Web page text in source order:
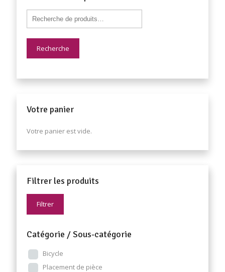
Recherche
Votre panier
Votre panier est vide.
Filtrer les produits
Filtrer
Catégorie / Sous-catégorie
Bicycle
Placement de pièce